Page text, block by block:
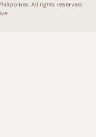
All rights reserved.